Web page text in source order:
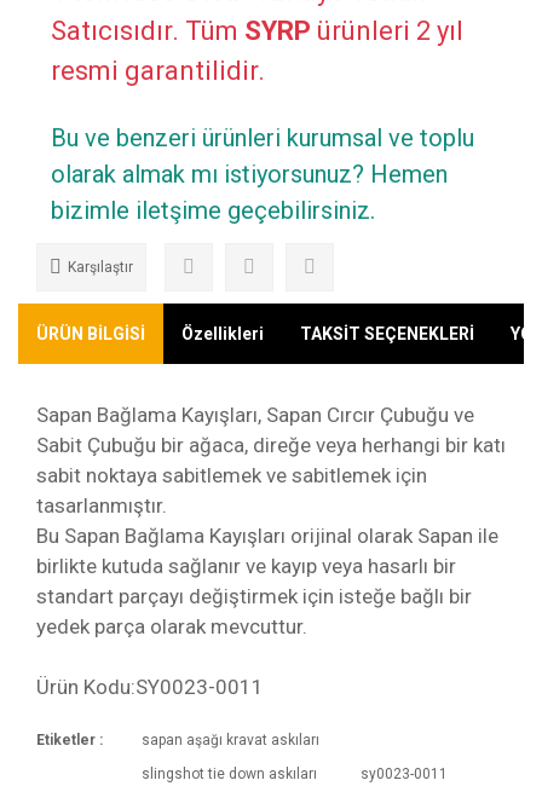
Satıcısıdır. Tüm SYRP ürünleri 2 yıl
resmi garantilidir.
Bu ve benzeri ürünleri kurumsal ve toplu
olarak almak mı istiyorsunuz? Hemen
bizimle iletşime geçebilirsiniz.
Karşılaştır
ÜRÜN BİLGİSİ Özellikleri TAKSİT SEÇENEKLERİ
Sapan Bağlama Kayışları, Sapan Cırcır Çubuğu ve
Sabit Çubuğu bir ağaca, direğe veya herhangi bir katı
sabit noktaya sabitlemek ve sabitlemek için
tasarlanmıştır.
Bu Sapan Bağlama Kayışları orijinal olarak Sapan ile
birlikte kutuda sağlanır ve kayıp veya hasarlı bir
standart parçayı değiştirmek için isteğe bağlı bir
yedek parça olarak mevcuttur.
Ürün Kodu:SY0023-0011
Hem Sapan Sabit hem de Cırcır Çubuklarını hızlı
Etiketler :
sapan aşağı kravat askıları
slingshot tie down askıları
sy0023-0011